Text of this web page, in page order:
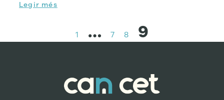
Legir més
1 … 7 8 9